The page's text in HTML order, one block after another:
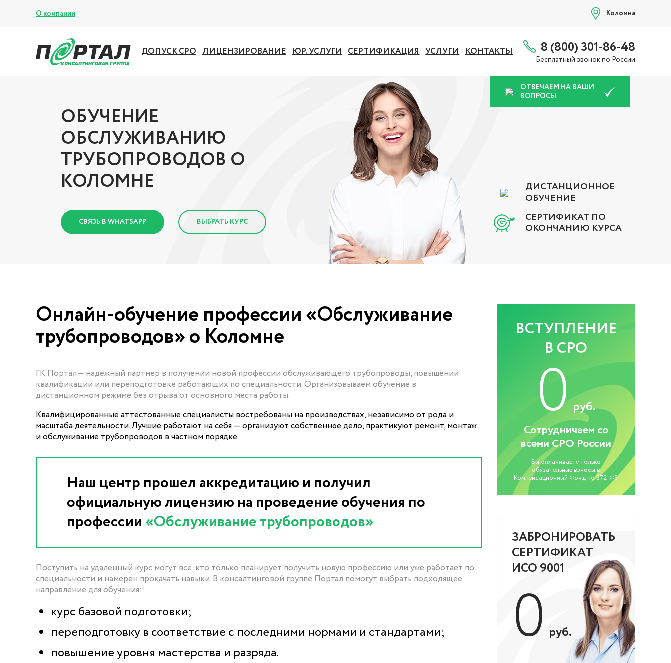
О компании Коломна
ДОПУСК СРО ЛИЦЕНЗИРОВАНИЕ ЮР. УСЛУГИ СЕРТИФИКАЦИЯ УСЛУГИ КОНТАКТЫ 8 (800) 301-86-48
Бесплатный звонок по России
ОТВЕЧАЕМ НА ВАШИ
ВОПРОСЫ
ОБУЧЕНИЕ
ОБСЛУЖИВАНИЮ
ТРУБОПРОВОДОВ О
КОЛОМНЕ
СВЯЗЬ В WHATSAPP ВЫБРАТЬ КУРС
ДИСТАНЦИОННОЕ
ОБУЧЕНИЕ
СЕРТИФИКАТ ПО
ОКОНЧАНИЮ КУРСА
Онлайн-обучение профессии «Обслуживание
трубопроводов» о Коломне
ГК Портал— надежный партнер в получении новой профессии обслуживающего трубопроводы, повышении
квалификации или переподготовке работающих по специальности. Организовываем обучение в
дистанционном режиме без отрыва от основного места работы.
Квалифицированные аттестованные специалисты востребованы на производствах, независимо от рода и
масштаба деятельности. Лучшие работают на себя — организуют собственное дело, практикуют ремонт, монтаж
и обслуживание трубопроводов в частном порядке.
Наш центр прошел аккредитацию и получил
официальную лицензию на проведение обучения по
профессии «Обслуживание трубопроводов»
Поступить на удаленный курс могут все, кто только планирует получить новую профессию или уже работает по
специальности и намерен прокачать навыки. В консалтинговой группе Портал помогут выбрать подходящее
направление для обучения:
курс базовой подготовки;
переподготовку в соответствие с последними нормами и стандартами;
повышение уровня мастерства и разряда.
ВСТУПЛЕНИЕ
В СРО
0руб.
Сотрудничаем со
всеми СРО России
Вы оплачиваете только
обязательные взносы в
Компенсационный Фонд по 372-ФЗ
ЗАБРОНИРОВАТЬ
СЕРТИФИКАТ
ИСО 9001
0 руб.